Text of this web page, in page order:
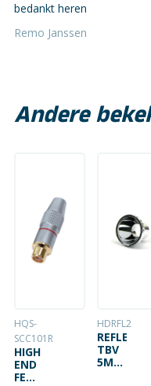
bedankt heren
Remo Janssen
Andere
HQS-
SCC101R
HIGH
END
FEMALE
HDRFL2
REFLECTOR
TBV
5MM